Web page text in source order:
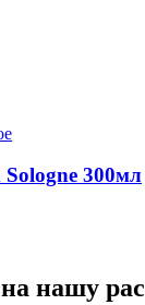
300мл
нашу